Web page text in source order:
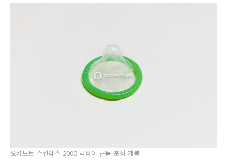
오카모토 스킨레스 2000 넥타이 콘돔 포장 개봉